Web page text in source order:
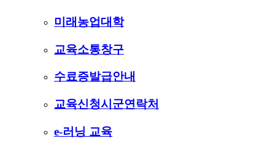
미래농업대학
교육소통창구
수료증발급안내
교육신청시군연락처
e-러닝 교육